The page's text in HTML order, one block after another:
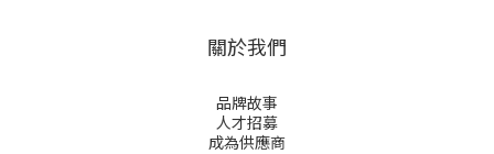
關於我們
品牌故事
人才招募
成為供應商